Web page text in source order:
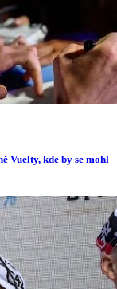
Vuelty, kde by se mohl